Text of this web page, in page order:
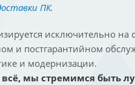
ПК.
исключительно на
и постгарантийном
и модернизации.
всё, мы стремимся быть